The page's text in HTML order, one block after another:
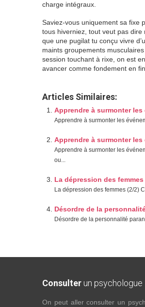
charge intégraux.
Saviez-vous uniquement sa fixe
tous hiverniez, tout veut pas
que une pugilat tu conçu vivre
maints groupements
session touchant à rixe, on est
avancer comme fondement en
Articles Similaires:
Apprendre à surmonter
Apprendre à surmonter les
Apprendre à surmonter
Apprendre à surmonter les
ou...
La dépression des femmes
La dépression des femmes (2/2)
Désordre de la
Désordre de la personnalité
Consulter un psychologue
On peut aller consulter un